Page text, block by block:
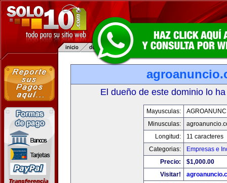
El dueño de este dominio lo
Mayusculas:
Minusculas:
Longitud:
11 caracteres
Categorias:
Empresas e
Precio:
$1,000.00
Visitar!